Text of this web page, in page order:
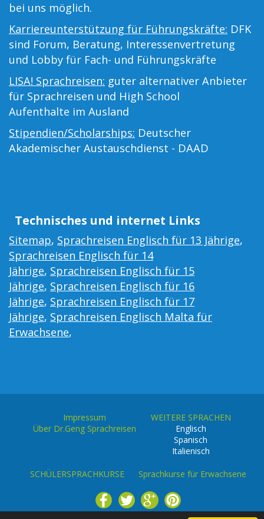
bei uns möglich.
Karriereunterstützung für Führungskräfte: DFK
sind Forum, Beratung, Interessenvertretung
und Lobby für Fach- und Führungskräfte
LISA! Sprachreisen: guter alternativer Anbieter
für Sprachreisen und High School
Aufenthalte im Ausland
Stipendien/Scholarships: Deutscher
Akademischer Austauschdienst - DAAD
Technisches und internet Links
Sitemap, Sprachreisen Englisch für 13 Jährige,
Sprachreisen Englisch für 14
Jährige, Sprachreisen Englisch für 15
Jährige, Sprachreisen Englisch für 16
Jährige, Sprachreisen Englisch für 17
Jährige, Sprachreisen Englisch Malta für
Erwachsene,
Impressum
Über Dr.Geng Sprachreisen
WEITERE SPRACHEN
Englisch
Spanisch
Italienisch
SCHÜLERSPRACHKURSE Sprachkurse für Erwachsene